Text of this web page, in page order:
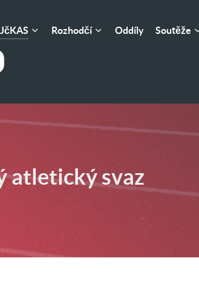
JčKAS Rozhodčí Oddíly Soutěže
atletický svaz